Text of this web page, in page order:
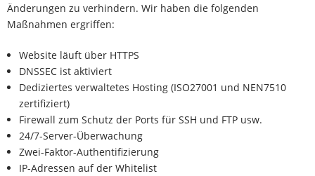
Änderungen zu verhindern. Wir haben die folgenden
Maßnahmen ergriffen:
Website läuft über HTTPS
DNSSEC ist aktiviert
Dediziertes verwaltetes Hosting (ISO27001 und NEN7510
zertifiziert)
Firewall zum Schutz der Ports für SSH und FTP usw.
24/7-Server-Überwachung
Zwei-Faktor-Authentifizierung
IP-Adressen auf der Whitelist